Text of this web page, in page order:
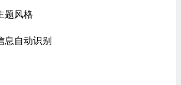
题风格
息自动识别